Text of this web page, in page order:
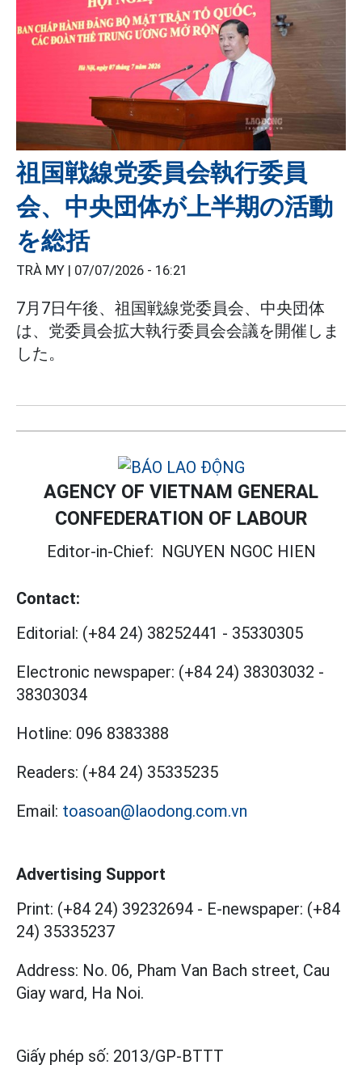
祖国戦線党委員会執行委員
会、中央団体が上半期の活動
を総括
TRÀ MY | 07/07/2026 - 16:21
7月7日午後、祖国戦線党委員会、中央団体
は、党委員会拡大執行委員会会議を開催しま
した。
AGENCY OF VIETNAM GENERAL
CONFEDERATION OF LABOUR
Editor-in-Chief: NGUYEN NGOC HIEN
Contact:
Editorial: (+84 24) 38252441 - 35330305
Electronic newspaper: (+84 24) 38303032 -
38303034
Hotline: 096 8383388
Readers: (+84 24) 35335235
Email: toasoan@laodong.com.vn
Advertising Support
Print: (+84 24) 39232694 - E-newspaper: (+84
24) 35335237
Address: No. 06, Pham Van Bach street, Cau
Giay ward, Ha Noi.
Giấy phép số: 2013/GP-BTTT